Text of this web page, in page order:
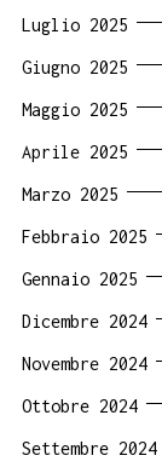
Luglio 2025
Giugno 2025
Maggio 2025
Aprile 2025
Marzo 2025
Febbraio 2025
Gennaio 2025
Dicembre 2024
Novembre 2024
Ottobre 2024
Settembre 2024